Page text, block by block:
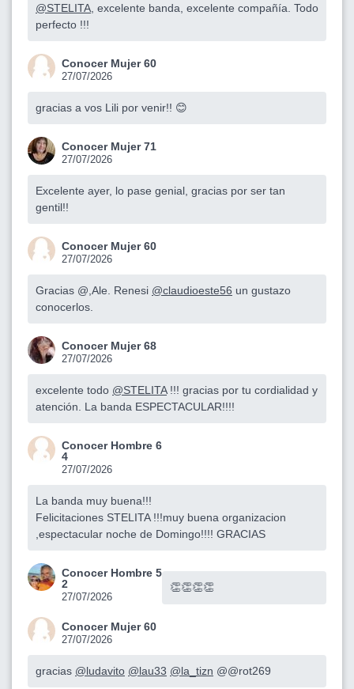
@STELITA , excelente banda, excelente compañía. Todo
perfecto !!!
Conocer Mujer 60
27/07/2026
gracias a vos Lili por venir!! 😊
Conocer Mujer 71
27/07/2026
Excelente ayer, lo pase genial, gracias por ser tan
gentil!!
Conocer Mujer 60
27/07/2026
Gracias @,Ale. Renesi @claudioeste56 un gustazo
conocerlos.
Conocer Mujer 68
27/07/2026
excelente todo @STELITA!!! gracias por tu cordialidad y
atención. La banda ESPECTACULAR!!!!
Conocer Hombre 6
4
27/07/2026
La banda muy buena!!!
Felicitaciones STELITA !!!muy buena organizacion
,espectacular noche de Domingo!!!! GRACIAS
Conocer Hombre 5
2
27/07/2026
👏👏👏👏
Conocer Mujer 60
27/07/2026
gracias @ludavito @lau33 @la_tizn @@rot269